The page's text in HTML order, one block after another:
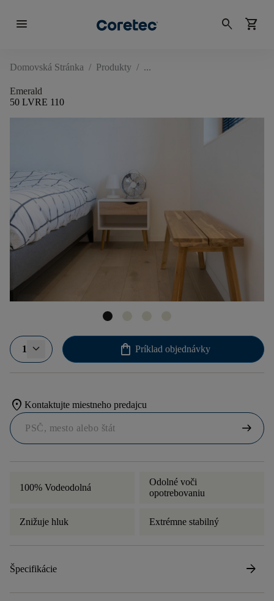
menu search shopping_cart
Domovská Stránka / Produkty /
Emerald
50 LVRE 110
1 shopping_bag Príklad objednávky
location_on Kontaktujte miestneho predajcu
arrow_right_alt
100% Vodeodolná
Odolné voči
opotrebovaniu
Znižuje hluk Extrémne stabilný
Špecifikácie arrow_forward